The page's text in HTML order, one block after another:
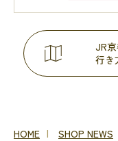
JR
行き
HOME
SHOP NEWS